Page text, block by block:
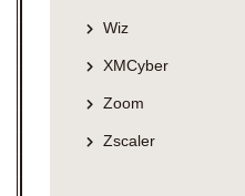
Wiz
XMCyber
Zoom
Zscaler